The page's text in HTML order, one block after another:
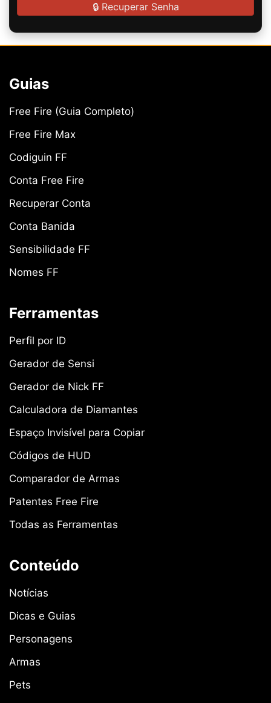
🔒 Recuperar Senha
Guias
Free Fire (Guia Completo)
Free Fire Max
Codiguin FF
Conta Free Fire
Recuperar Conta
Conta Banida
Sensibilidade FF
Nomes FF
Ferramentas
Perfil por ID
Gerador de Sensi
Gerador de Nick FF
Calculadora de Diamantes
Espaço Invisível para Copiar
Códigos de HUD
Comparador de Armas
Patentes Free Fire
Todas as Ferramentas
Conteúdo
Notícias
Dicas e Guias
Personagens
Armas
Pets